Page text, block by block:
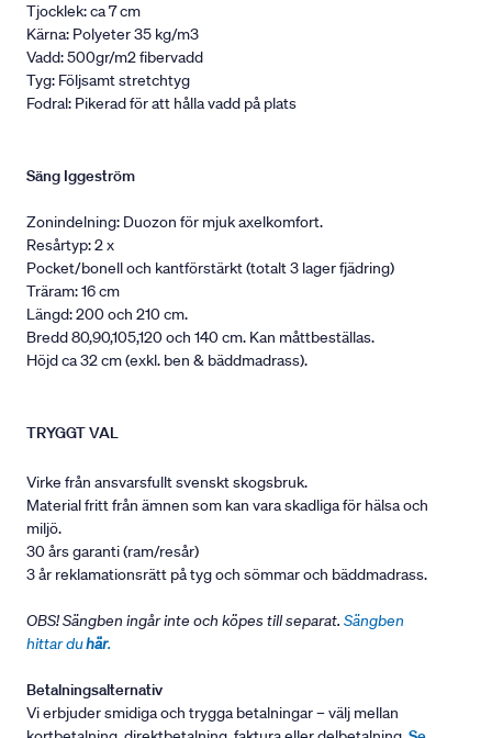
Tjocklek: ca 7 cm
Kärna: Polyeter 35 kg/m3
Vadd: 500gr/m2 fibervadd
Tyg: Följsamt stretchtyg
Fodral: Pikerad för att hålla vadd på plats
Säng Iggeström
Zonindelning: Duozon för mjuk axelkomfort.
Resårtyp: 2 x
Pocket/bonell och kantförstärkt (totalt 3 lager fjädring)
Träram: 16 cm
Längd: 200 och 210 cm.
Bredd 80,90,105,120 och 140 cm. Kan måttbeställas.
Höjd ca 32 cm (exkl. ben & bäddmadrass).
TRYGGT VAL
Virke från ansvarsfullt svenskt skogsbruk.
Material fritt från ämnen som kan vara skadliga för hälsa och
miljö.
30 års garanti (ram/resår)
3 år reklamationsrätt på tyg och sömmar och bäddmadrass.
OBS! Sängben ingår inte och köpes till separat. Sängben
hittar duhär.
Betalningsalternativ
Vi erbjuder smidiga och trygga betalningar – välj mellan